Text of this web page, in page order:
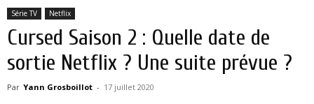
Série TV Netflix
Cursed Saison 2 : Quelle date de
sortie Netflix ? Une suite prévue ?
Par Yann Grosboillot - 17 juillet 2020